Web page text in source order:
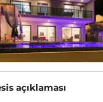
açıklaması